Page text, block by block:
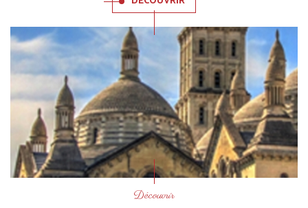
Découvrir